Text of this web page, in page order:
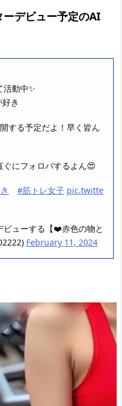
デビュー予定のAI
動中✨
き
する予定だよ！早く皆ん
ぐにフォロバするよん😍
#筋トレ女子 pic.twitte
ューする【❤️赤色の物と
February 11, 2024